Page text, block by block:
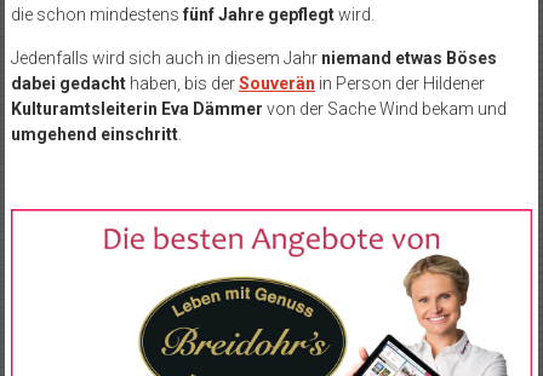
die schon mindestens fünf Jahre gepflegtwird.
Jedenfalls wird sich auch in diesem Jahr niemand etwas Böses
dabei gedachthaben, bis derSouverän in Person der Hildener
Kulturamtsleiterin Eva Dämmer von der Sache Wind bekam und
umgehend einschritt.